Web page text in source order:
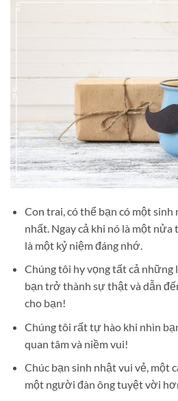
Con trai, có thể bạn có một sinh
nhất. Ngay cả khi nó là một
là một kỷ niệm đáng nhớ.
Chúng tôi hy vọng tất cả những
bạn trở thành sự thật và dẫn
cho bạn!
Chúng tôi rất tự hào khi nhìn
quan tâm và niềm vui!
Chúc bạn sinh nhật vui vẻ, một
một người đàn ông tuyệt vời